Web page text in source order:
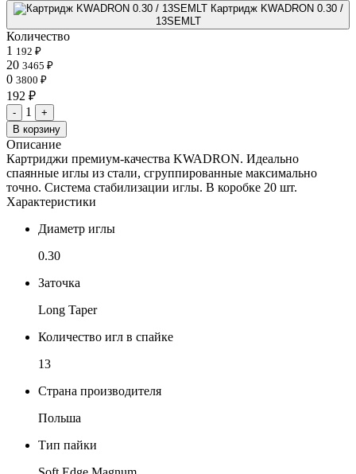
Картридж KWADRON 0.30 /
13SEMLT
Количество
1 192 ₽
20 3465 ₽
0 3800 ₽
192 ₽
- 1
+
В корзину
Описание
Картриджи премиум-качества KWADRON. Идеально
спаянные иглы из стали, сгруппированные максимально
точно. Система стабилизации иглы. В коробке 20 шт.
Характеристики
Диаметр иглы
0.30
Заточка
Long Taper
Количество игл в спайке
13
Страна производителя
Польша
Тип пайки